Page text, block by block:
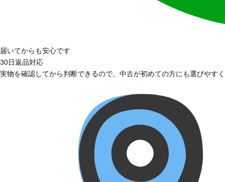
届いてからも安心です
30日返品対応
実物を確認してから判断できるので、中古が初めての方にも選びやす